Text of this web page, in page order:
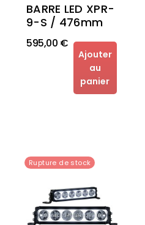
BARRE LED XPR-
9-S / 476mm
595,00 €
Ajouter
au
panier
Rupture de stock